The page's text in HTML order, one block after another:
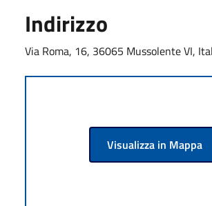
Indirizzo
Via Roma, 16, 36065 Mussolente VI,
Visualizza in Mappa